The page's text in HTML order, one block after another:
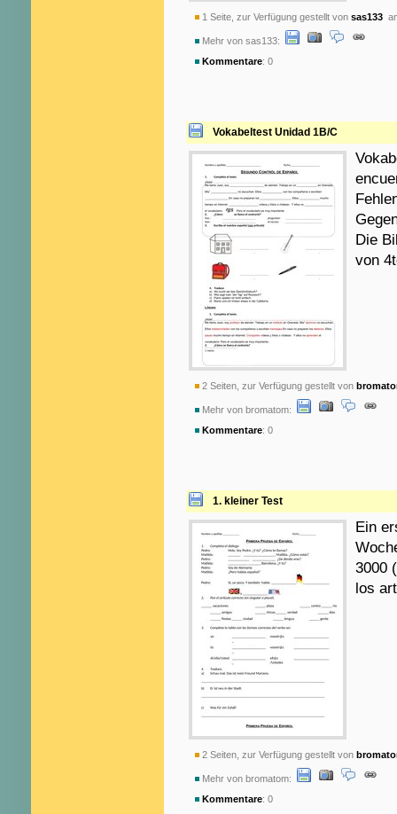
1 Seite, zur Verfügung gestellt von sas133
Mehr von sas133:
Kommentare: 0
Vokabeltest Unidad 1B/C
Die
von
2 Seiten, zur Verfügung gestellt von
Mehr von bromatom:
Kommentare: 0
1. kleiner Test
Ein
3000
los
2 Seiten, zur Verfügung gestellt von
Mehr von bromatom:
Kommentare: 0